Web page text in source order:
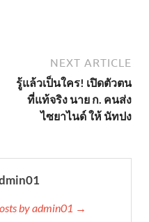
NEXT ARTICLE
รู้แล้วเป็นใคร! เปิดตัวตน
ที่แท้จริง นาย ก. คนส่ง
ไซยาไนด์ ให้ นัทปง
by admin01 →